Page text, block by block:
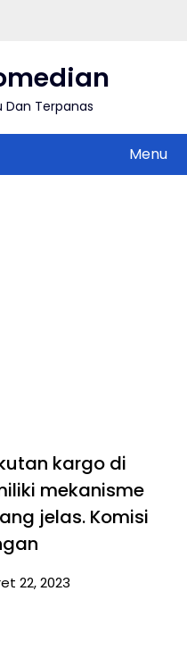
Dan Terpanas
Menu
kargo di
mekanisme
jelas. Komisi
22, 2023